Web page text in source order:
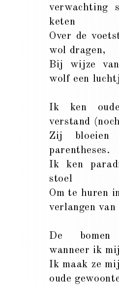
verwachting
keten
Over de
wol dragen,
Bij wijze
wolf een
Ik ken
verstand
Zij bloeien
parentheses.
Ik ken
stoel
Om te huren
verlangen
De bomen
wanneer ik
Ik maak ze
oude